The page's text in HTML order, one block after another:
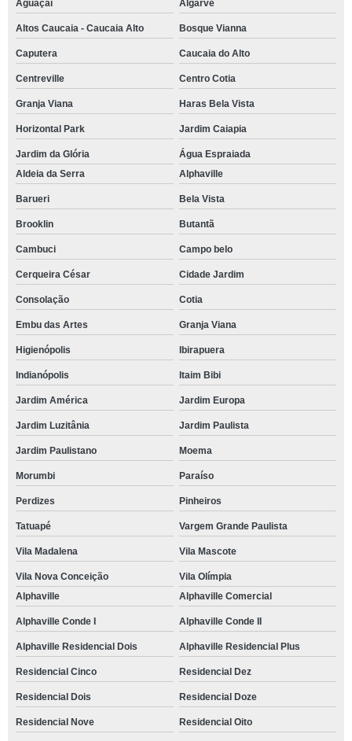
Aguaçaí
Algarve
Altos Caucaia - Caucaia Alto Bosque Vianna
Caputera Caucaia do Alto
Centreville Centro Cotia
Granja Viana Haras Bela Vista
Horizontal Park Jardim Caiapia
Jardim da Glória
Água Espraiada
Aldeia da Serra
Alphaville
Barueri Bela Vista
Brooklin Butantã
Cambuci Campo belo
Cerqueira César Cidade Jardim
Consolação Cotia
Embu das Artes Granja Viana
Higienópolis Ibirapuera
Indianópolis Itaim Bibi
Jardim América Jardim Europa
Jardim Luzitânia Jardim Paulista
Jardim Paulistano Moema
Morumbi Paraíso
Perdizes Pinheiros
Tatuapé Vargem Grande Paulista
Vila Madalena Vila Mascote
Vila Nova Conceição
Vila Olímpia
Alphaville
Alphaville Comercial
Alphaville Conde I Alphaville Conde II
Alphaville Residencial Dois Alphaville Residencial Plus
Residencial Cinco Residencial Dez
Residencial Dois Residencial Doze
Residencial Nove Residencial Oito